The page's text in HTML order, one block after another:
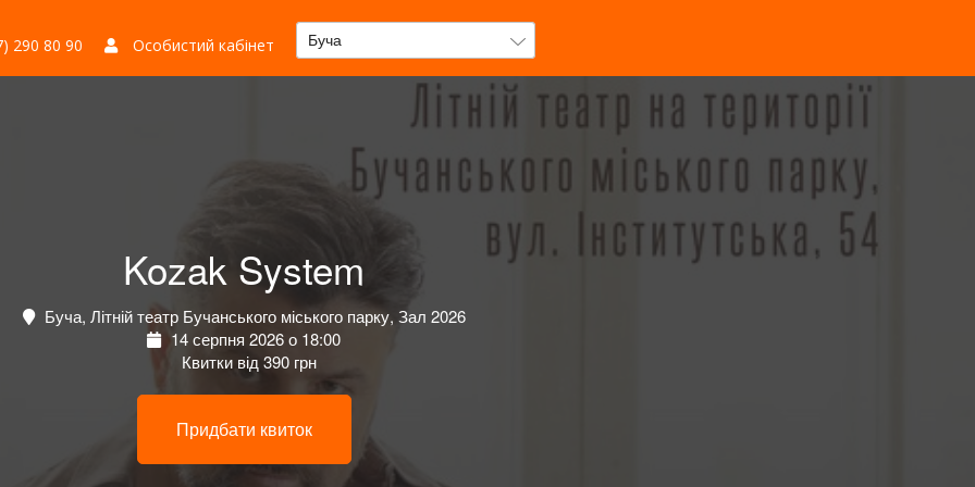
290 80 90 Особистий кабінет Буча
Kozak System
Буча, Літній театр Бучанського міського парку, Зал 2026
14 серпня 2026 о 18:00
Квитки від 390 грн
Придбати квиток